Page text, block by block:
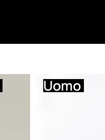
Uomo